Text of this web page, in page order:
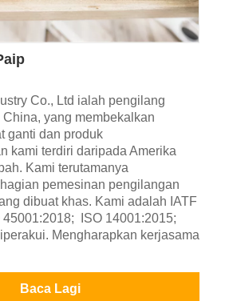
Co., Ltd ialah pengilang
yang membekalkan
ganti dan produk
kami terdiri daripada Amerika
Kami terutamanya
pemesinan pengilangan
dibuat khas. Kami adalah IATF
ISO 14001:2015;
Mengharapkan kerjasama
Baca Lagi